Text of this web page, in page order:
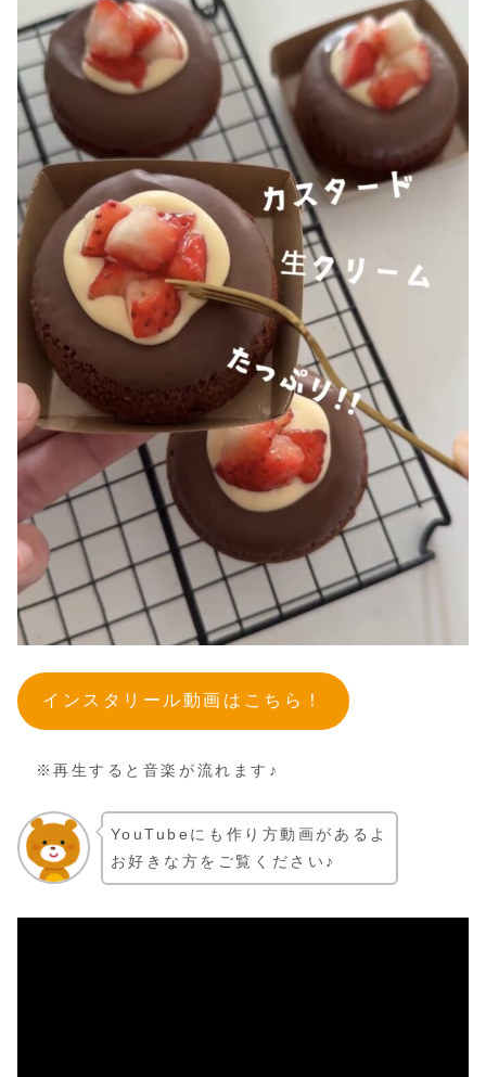
インスタリール動画はこちら！
※再生すると音楽が流れます♪
YouTubeにも作り方動画があるよ
お好きな方をご覧ください♪